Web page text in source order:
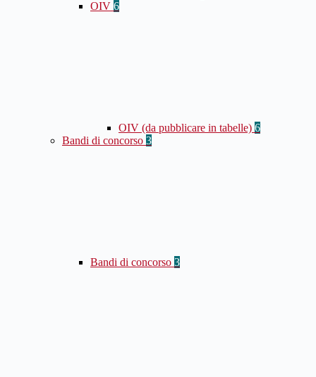
OIV 6
OIV (da pubblicare in tabelle) 6
Bandi di concorso 3
Bandi di concorso 3